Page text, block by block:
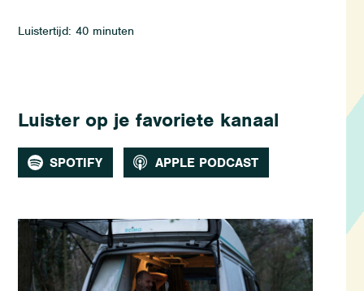
Luistertijd: 40 minuten
Luister op je favoriete kanaal
SPOTIFY APPLE PODCAST